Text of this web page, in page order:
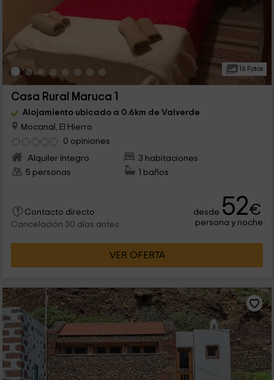
16 Fotos
Casa Rural Maruca 1
Alojamiento ubicado a 0.6km de Valverde
Mocanal, El Hierro
0 opiniones
Alquiler íntegro
3 habitaciones
5 personas
1 baños
Contacto directo
Cancelación 30 días antes
desde 52€
persona y noche
VER OFERTA